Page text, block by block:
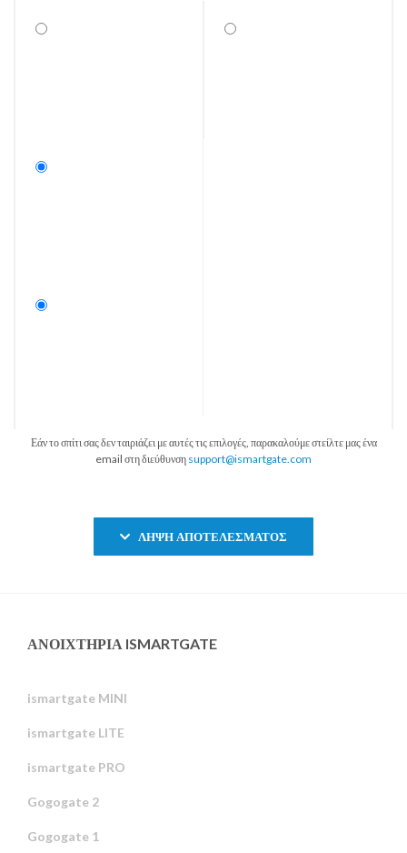
Εάν το σπίτι σας δεν ταιριάζει με αυτές τις επιλογές, παρακαλούμε στείλτε μας ένα
email στη διεύθυνση support@ismartgate.com
ΛΉΨΗ ΑΠΟΤΕΛΈΣΜΑΤΟΣ
ΑΝΟΙΧΤΉΡΙΑ ISMARTGATE
ismartgate MINI
ismartgate LITE
ismartgate PRO
Gogogate 2
Gogogate 1